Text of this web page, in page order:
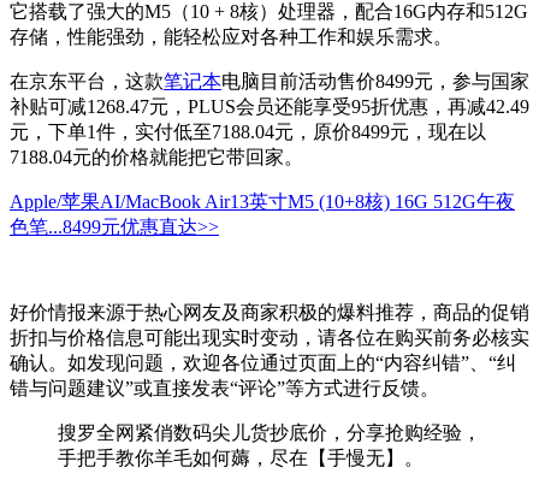
它搭载了强大的M5（10 + 8核）处理器，配合16G内存和512G
存储，性能强劲，能轻松应对各种工作和娱乐需求。
在京东平台，这款笔记本电脑目前活动售价8499元，参与国家
补贴可减1268.47元，PLUS会员还能享受95折优惠，再减42.49
元，下单1件，实付低至7188.04元，原价8499元，现在以
7188.04元的价格就能把它带回家。
Apple/苹果AI/MacBook Air13英寸M5 (10+8核) 16G 512G午夜
色笔...8499元优惠直达>>
好价情报来源于热心网友及商家积极的爆料推荐，商品的促销
折扣与价格信息可能出现实时变动，请各位在购买前务必核实
确认。如发现问题，欢迎各位通过页面上的“内容纠错”、“纠
错与问题建议”或直接发表“评论”等方式进行反馈。
搜罗全网紧俏数码尖儿货抄底价，分享抢购经验，
手把手教你羊毛如何薅，尽在【手慢无】。